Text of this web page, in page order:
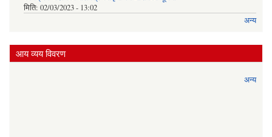
मिति: 02/03/2023 - 13:02
अन्य
आय व्यय विवरण
अन्य